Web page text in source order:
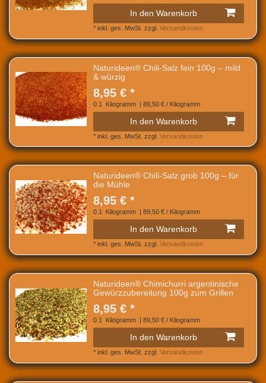
In den Warenkorb
* inkl. ges. MwSt. zzgl. Versandkosten
Naturideen® Chili-Salz fein 100g – mild
& würzig
8,95 € *
0.1 Kilogramm | 89,50 € / Kilogramm
In den Warenkorb
* inkl. ges. MwSt. zzgl. Versandkosten
Naturideen® Chili-Salz grob 100g – für
die Mühle
8,95 € *
0.1 Kilogramm | 89,50 € / Kilogramm
In den Warenkorb
* inkl. ges. MwSt. zzgl. Versandkosten
Naturideen® Chimichurri argentinische
Gewürzzubereitung 100g zum Grillen
8,95 € *
0.1 Kilogramm | 89,50 € / Kilogramm
In den Warenkorb
* inkl. ges. MwSt. zzgl. Versandkosten